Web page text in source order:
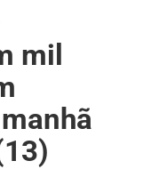
mil